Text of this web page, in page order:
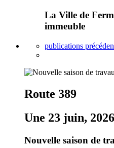
La Ville de
immeuble
publications
Route 389
Une 23 juin, 2026
Nouvelle saison de